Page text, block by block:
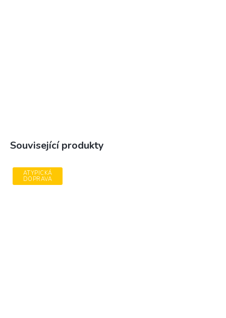
Související produkty
ATYPICKÁ
DOPRAVA